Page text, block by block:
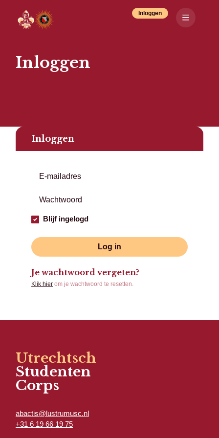
Inloggen
Inloggen
Inloggen
Blijf ingelogd
Log in
Je wachtwoord vergeten?
Klik hier om je wachtwoord te resetten.
Utrechtsch
Studenten
Corps
abactis@lustrumusc.nl
+31 6 19 66 19 75